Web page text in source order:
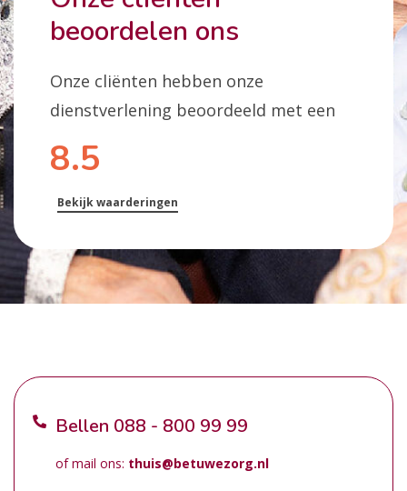
beoordelen ons
Onze cliënten hebben onze
dienstverlening beoordeeld met een
8.5
Bekijk waarderingen
Bellen 088 - 800 99 99
of mail ons: thuis@betuwezorg.nl